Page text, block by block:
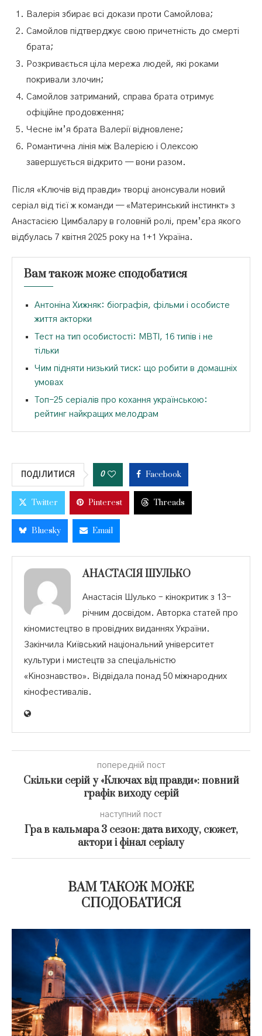
Валерія збирає всі докази проти Самойлова;
Самойлов підтверджує свою причетність до смерті
брата;
Розкривається ціла мережа людей, які роками
покривали злочин;
Самойлов затриманий, справа брата отримує
офіційне продовження;
Чесне ім’я брата Валерії відновлене;
Романтична лінія між Валерією і Олексою
завершується відкрито — вони разом.
Після «Ключів від правди» творці анонсували новий
серіал від тієї ж команди — «Материнський інстинкт» з
Анастасією Цимбалару в головній ролі, прем’єра якого
відбулась 7 квітня 2025 року на 1+1 Україна.
Вам також може сподобатися
Антоніна Хижняк: біографія, фільми і особисте
життя акторки
Тест на тип особистості: MBTI, 16 типів і не
тільки
Чим підняти низький тиск: що робити в домашніх
умовах
Топ-25 серіалів про кохання українською:
рейтинг найкращих мелодрам
ПОДІЛИТИСЯ 0 Facebook
Twitter Pinterest Threads
Bluesky Email
АНАСТАСІЯ ШУЛЬКО
Анастасія Шулько – кінокритик з 13-
річним досвідом. Авторка статей про
кіномистецтво в провідних виданнях України.
Закінчила Київський національний університет
культури і мистецтв за спеціальністю
«Кінознавство». Відвідала понад 50 міжнародних
кінофестивалів.
попередній пост
Скільки серій у «Ключах від правди»: повний
графік виходу серій
наступний пост
Гра в кальмара 3 сезон: дата виходу, сюжет,
актори і фінал серіалу
ВАМ ТАКОЖ МОЖЕ
СПОДОБАТИСЯ